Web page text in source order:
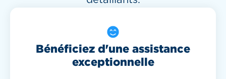
Bénéficiez d'une assistance
exceptionnelle